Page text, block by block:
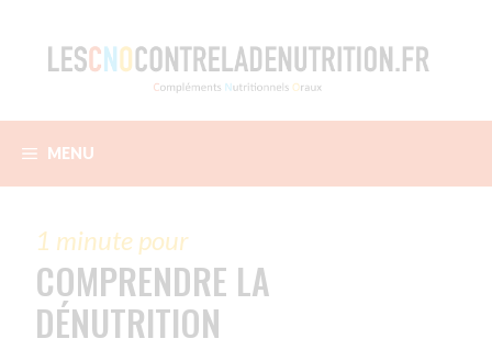
contenu
MENU
COMPRENDRE LA
DÉNUTRITION